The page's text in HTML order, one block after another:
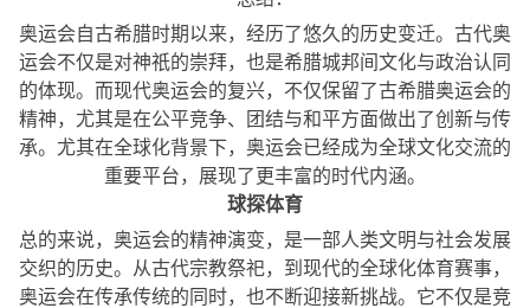
奥运会自古希腊时期以来，经历了悠久的历史变迁。古代奥
运会不仅是对神祇的崇拜，也是希腊城邦间文化与政治认同
的体现。而现代奥运会的复兴，不仅保留了古希腊奥运会的
精神，尤其是在公平竞争、团结与和平方面做出了创新与传
承。尤其在全球化背景下，奥运会已经成为全球文化交流的
重要平台，展现了更丰富的时代内涵。
球探体育
总的来说，奥运会的精神演变，是一部人类文明与社会发展
交织的历史。从古代宗教祭祀，到现代的全球化体育赛事，
奥运会在传承传统的同时，也不断迎接新挑战。它不仅是竞